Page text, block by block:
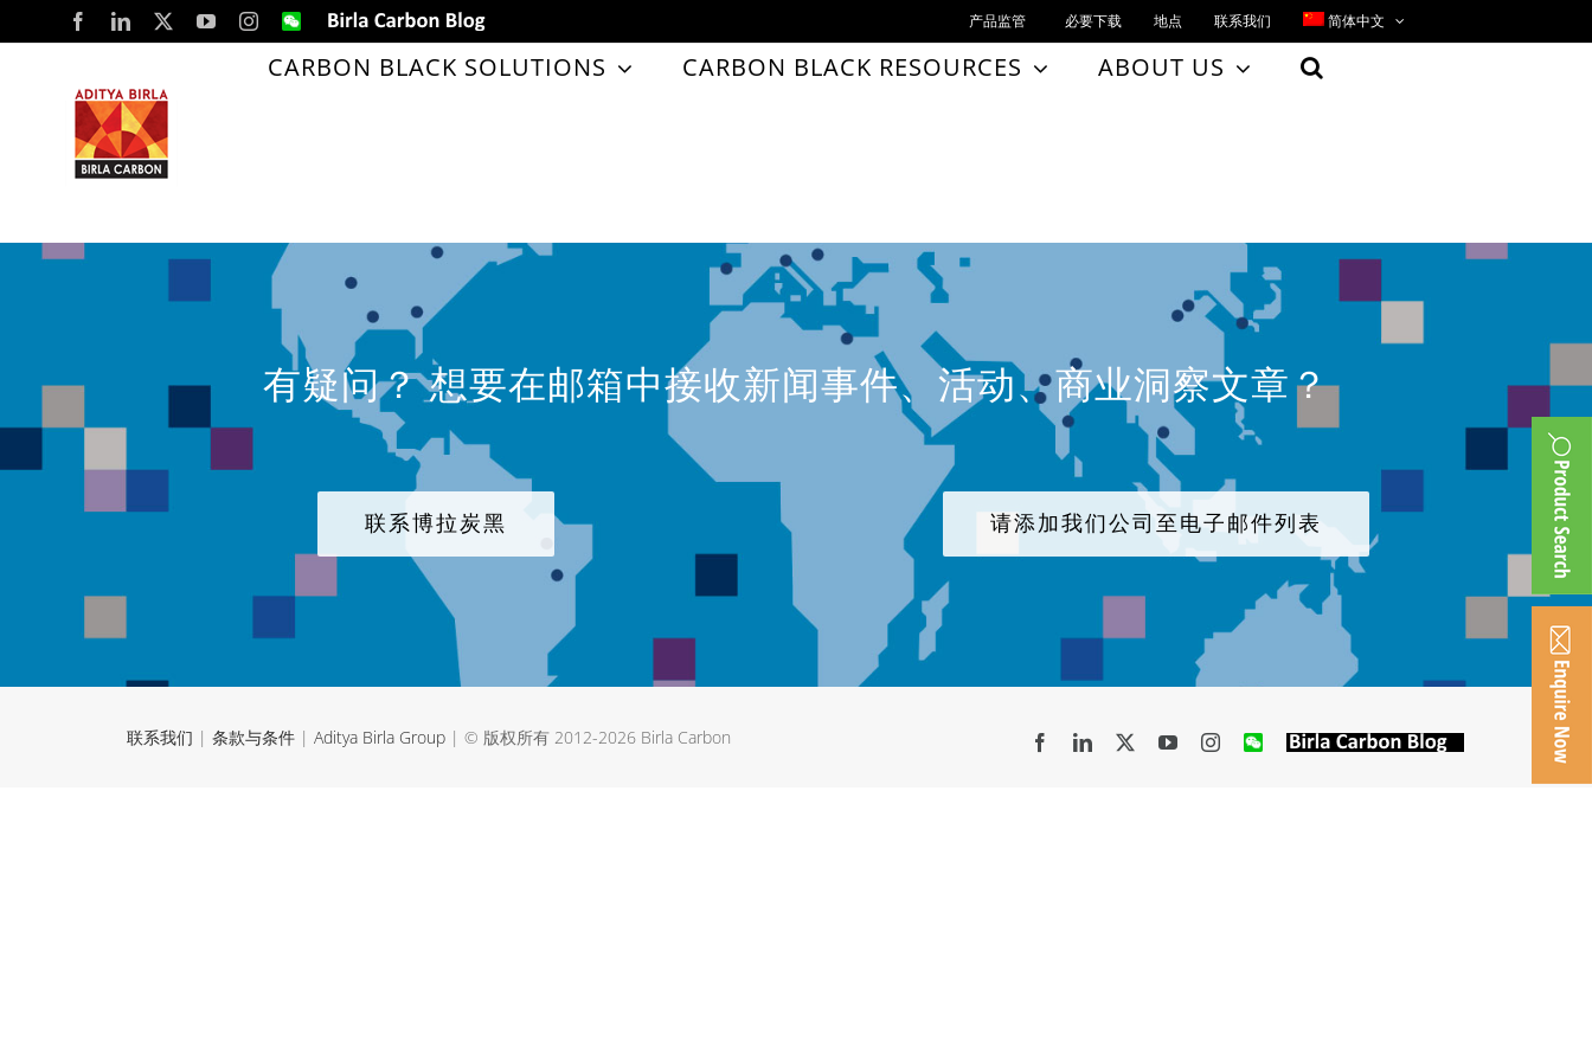
to
content
FacebookLinkedIn YouTubeInstagram
WeChatBirla
Carbon
Blog
产品监管 必要下载 地点 联系我们 简体中文
CARBON BLACK SOLUTIONS CARBON BLACK RESOURCES ABOUT US
有疑问？ 想要在邮箱中接收新闻事件、活动、商业洞察文章？
联系博拉炭黑 请添加我们公司至电子邮件列表
联系我们 |条款与条件 |Aditya Birla Group | © 版权所有 2012-2026 Birla Carbon FacebookLinkedIn YouTubeInstagram
WeChatBirla